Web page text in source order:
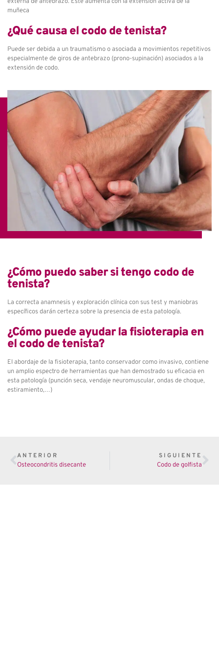
muñeca
¿Qué causa el codo de tenista?
Puede ser debida a un traumatismo o asociada a movimientos repetitivos
especialmente de giros de antebrazo (prono-supinación) asociados a la
extensión de codo.
¿Cómo puedo saber si tengo codo de
tenista?
La correcta anamnesis y exploración clínica con sus test y maniobras
específicos darán certeza sobre la presencia de esta patología.
¿Cómo puede ayudar la fisioterapia en
el codo de tenista?
El abordaje de la fisioterapia, tanto conservador como invasivo, contiene
un amplio espectro de herramientas que han demostrado su eficacia en
esta patología (punción seca, vendaje neuromuscular, ondas de choque,
estiramiento,…)
ANTERIOR
Osteocondritis disecante
SIGUIENTE
Codo de golfista